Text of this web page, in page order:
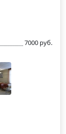
7000 руб.